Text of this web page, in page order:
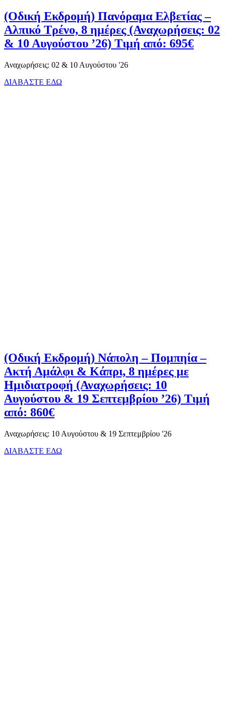
(Οδική Εκδρομή) Πανόραμα Ελβετίας –
Αλπικό Τρένο, 8 ημέρες (Αναχωρήσεις: 02
& 10 Αυγούστου ’26) Τιμή από: 695€
Αναχωρήσεις: 02 & 10 Αυγούστου '26
ΔΙΑΒΑΣΤΕ ΕΔΩ
(Οδική Εκδρομή) Νάπολη – Πομπηία –
Ακτή Αμάλφι & Κάπρι, 8 ημέρες με
Ημιδιατροφή (Αναχωρήσεις: 10
Αυγούστου & 19 Σεπτεμβρίου ’26) Τιμή
από: 860€
Αναχωρήσεις: 10 Αυγούστου & 19 Σεπτεμβρίου '26
ΔΙΑΒΑΣΤΕ ΕΔΩ